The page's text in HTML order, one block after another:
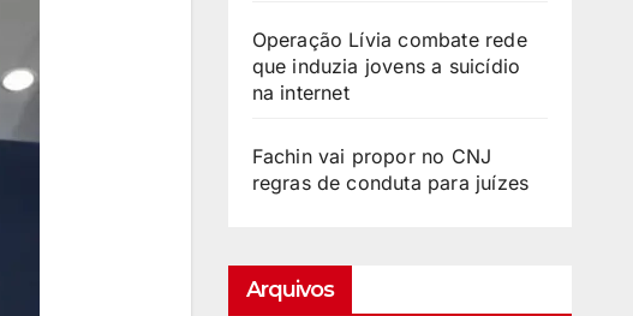
Operação Lívia combate rede
que induzia jovens a suicídio
na internet
Fachin vai propor no CNJ
regras de conduta para juízes
Arquivos